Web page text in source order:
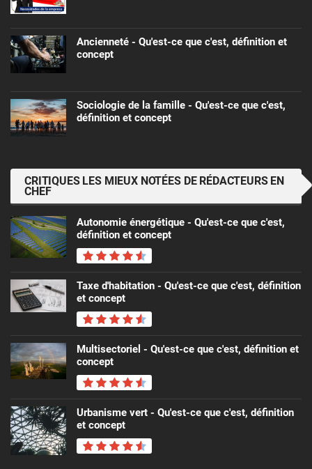
Ancienneté - Qu'est-ce que c'est, définition et
concept
Sociologie de la famille - Qu'est-ce que c'est,
définition et concept
CRITIQUES LES MIEUX NOTÉES DE RÉDACTEURS EN
CHEF
Autonomie énergétique - Qu'est-ce que c'est,
définition et concept
Taxe d'habitation - Qu'est-ce que c'est, définition
et concept
Multisectoriel - Qu'est-ce que c'est, définition et
concept
Urbanisme vert - Qu'est-ce que c'est, définition
et concept